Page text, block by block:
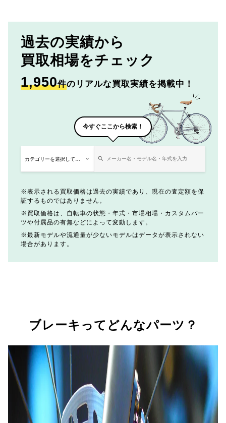
過去の実績から
買取相場をチェック
1,950件のリアルな買取実績を掲載中！
今すぐここから検索！
表示される買取価格は過去の実績であり、現在の査定額を保
証するものではありません。
買取価格は、自転車の状態・年式・市場相場・カスタムパー
ツや付属品の有無などによって変動します。
最新モデルや流通量が少ないモデルはデータが表示されない
場合があります。
ブレーキってどんなパーツ？